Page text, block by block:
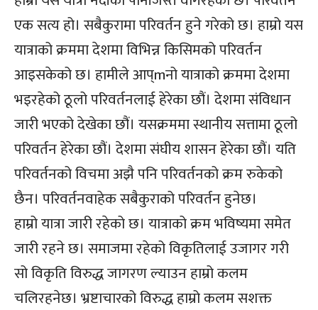
एक सत्य हो। सबैकुरामा परिवर्तन हुने गरेको छ। हाम्रो यस
यात्राको क्रममा देशमा विभिन्न किसिमको परिवर्तन
आइसकेको छ। हामीले आप्mनो यात्राको क्रममा देशमा
भइरहेको ठूलो परिवर्तनलाई हेरेका छौं। देशमा संविधान
जारी भएको देखेका छौं। यसक्रममा स्थानीय सत्तामा ठूलो
परिवर्तन हेरेका छौं। देशमा संघीय शासन हेरेका छौं। यति
परिवर्तनको विचमा अझै पनि परिवर्तनको क्रम रुकेको
छैन। परिवर्तनवाहेक सबैकुराको परिवर्तन हुनेछ।
हाम्रो यात्रा जारी रहेको छ। यात्राको क्रम भविष्यमा समेत
जारी रहने छ। समाजमा रहेको विकृतिलाई उजागर गरी
सो विकृति विरुद्ध जागरण ल्याउन हाम्रो कलम
चलिरहनेछ। भ्रष्टाचारको विरुद्ध हाम्रो कलम सशक्त